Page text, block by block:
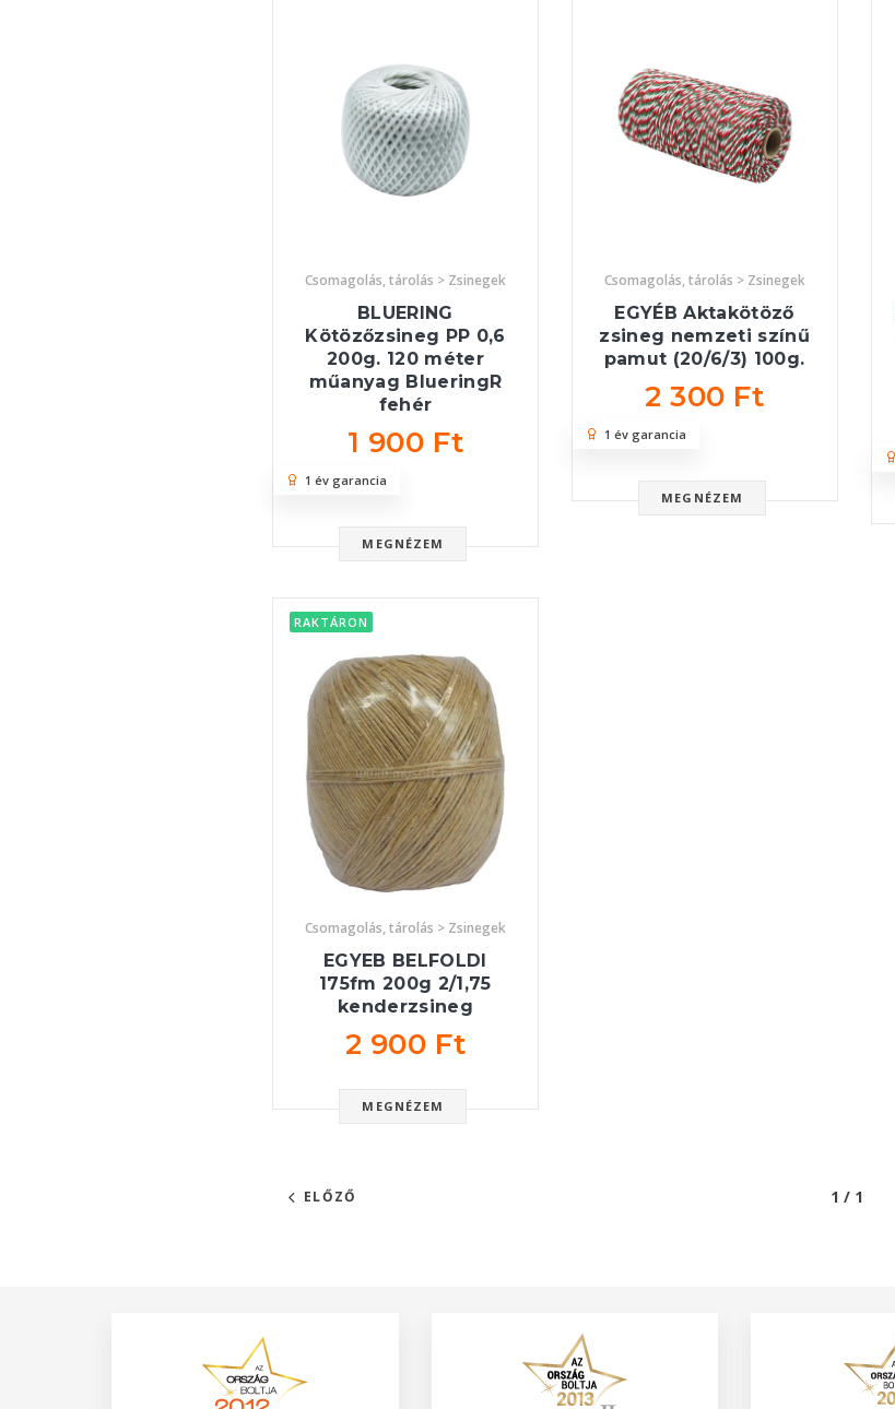
Csomagolás, tárolás > Zsinegek
BLUERING
Kötözőzsineg PP 0,6
200g. 120 méter
műanyag BlueringR
fehér
1 900 Ft
MEGNÉZEM
1 év garancia
Csomagolás, tárolás > Zsinegek
EGYÉB Aktakötöző
zsineg nemzeti színű
pamut (20/6/3) 100g.
2 300 Ft
MEGNÉZEM
1 év garancia
RAKTÁRON
Csomagolás, tárolás > Zsinegek
EGYEB BELFOLDI
175fm 200g 2/1,75
kenderzsineg
2 900 Ft
MEGNÉZEM
ELŐZŐ 1 / 1